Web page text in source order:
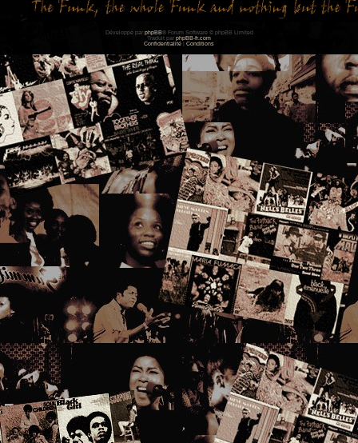
Développé par phpBB® Forum Software © phpBB Limited
Traduit par phpBB-fr.com
Confidentialité
Conditions